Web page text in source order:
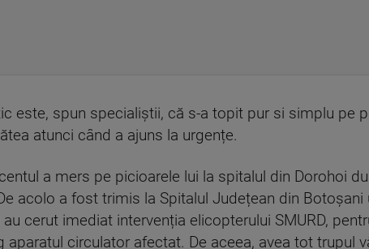
este, spun specialiștii, că s-a topit pur si simplu pe
atunci când a ajuns la urgențe.
a mers pe picioarele lui la spitalul din Dorohoi
acolo a fost trimis la Spitalul Județean din
cerut imediat intervenția elicopterului SMURD,
aparatul circulator afectat. De aceea, avea tot trupul